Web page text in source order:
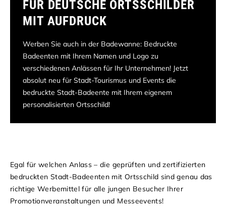
FÜR DEUTSCHE ORTSSCHILDER
MIT AUFDRUCK
Werben Sie auch in der Badewanne: Bedruckte
Badeenten mit Ihrem Namen und Logo zu
verschiedenen Anlässen für Ihr Unternehmen! Jetzt
absolut neu für Stadt-Tourismus und Events die
bedruckte Stadt-Badeente mit Ihrem eigenem
personalisierten Ortsschild!
Egal für welchen Anlass – die geprüften und zertifizierten
bedruckten Stadt-Badeenten mit Ortsschild sind genau das
richtige Werbemittel für alle jungen Besucher Ihrer
Promotionveranstaltungen und Messeevents!